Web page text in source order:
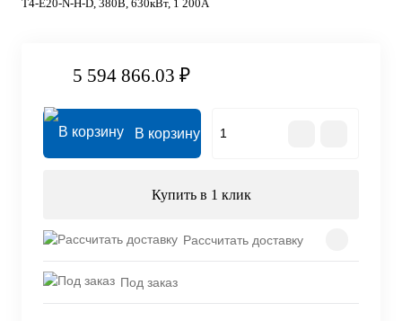
T4-E20-N-H-D, 380В, 630кВт, 1 200А
5 594 866.03 ₽
В корзину
Купить в 1 клик
Рассчитать доставку
Под заказ